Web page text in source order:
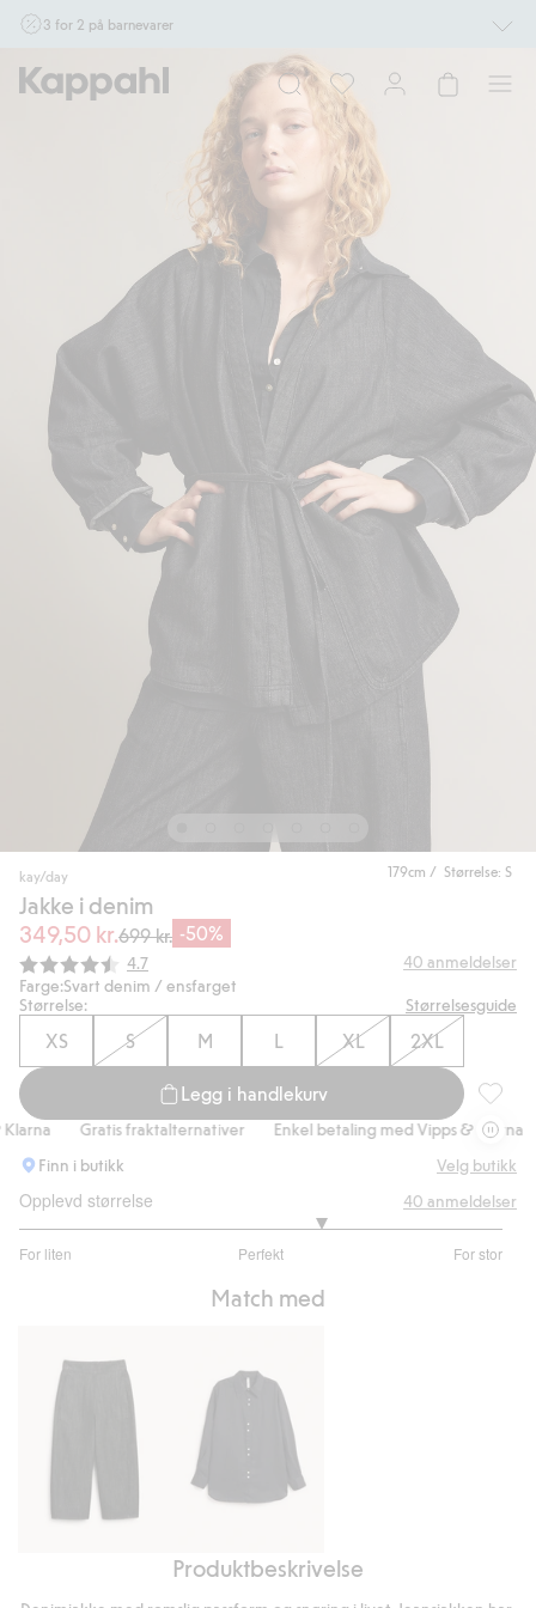
3 for 2 på barnevarer
Ikke Newbie. Gjelder når du handler 2 eller flere varer som inngår i tilbudet tom.
17/8 i butikk & online for deg som er eller blir medlem. Kan ikke kombineres med
andre tilbud eller rabatter.
Handle nå
179cm / Størrelse: S
kay/day
Jakke i denim
349,50 kr.699 kr. -50%
Gjennomsnittskarakter:
4.7 40 anmeldelser
Farge:Svart denim / ensfarget
Størrelse:
Størrelsesguide
XS S M L XL 2XL
Legg i handlekurv
Jakke
Gratis fraktalternativer Enkel betaling med Vipps & Klarna
Finn i butikk
Velg butikk
Opplevd størrelse
For liten Perfekt For stor
av
stemmer
40 anmeldelser
Match med
Oversized
Produktbeskrivelse